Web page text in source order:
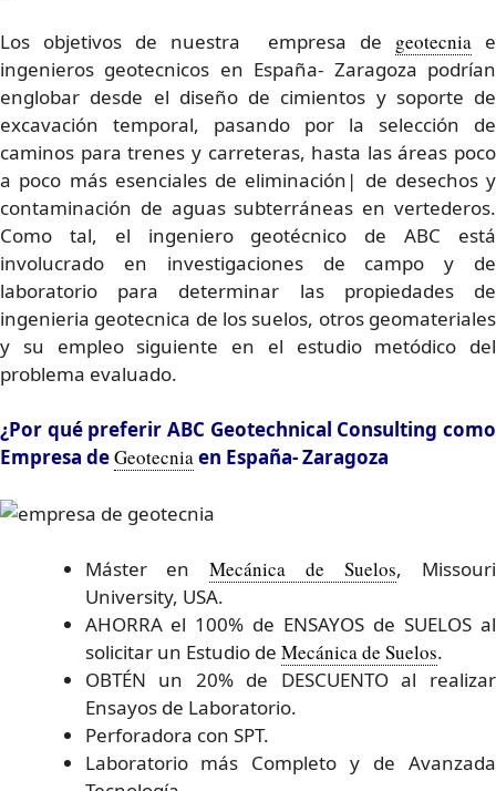
Los objetivos de nuestra empresa de geotecnia e
ingenieros geotecnicos en España- Zaragoza podrían
englobar desde el diseño de cimientos y soporte de
excavación temporal, pasando por la selección de
caminos para trenes y carreteras, hasta las áreas poco
a poco más esenciales de eliminación| de desechos y
contaminación de aguas subterráneas en vertederos.
Como tal, el ingeniero geotécnico de ABC está
involucrado en investigaciones de campo y de
laboratorio para determinar las propiedades de
ingenieria geotecnica de los suelos, otros geomateriales
y su empleo siguiente en el estudio metódico del
problema evaluado.
¿Por qué preferir ABC Geotechnical Consulting como
Empresa deGeotecniaen España- Zaragoza
Máster enMecánica de Suelos, Missouri
University, USA.
AHORRA el 100% de ENSAYOS de SUELOS al
solicitar un Estudio de Mecánica de Suelos.
OBTÉN un 20% de DESCUENTO al realizar
Ensayos de Laboratorio.
Perforadora con SPT.
Laboratorio más Completo y de Avanzada